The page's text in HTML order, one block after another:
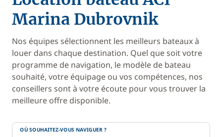
Marina Dubrovnik
Nos équipes sélectionnent les meilleurs bateaux à
louer dans chaque destination. Quel que soit votre
programme de navigation, le modèle de bateau
souhaité, votre équipage ou vos compétences, nos
conseillers sont à votre écoute pour vous trouver la
meilleure offre disponible.
OÙ SOUHAITEZ-VOUS NAVIGUER ?